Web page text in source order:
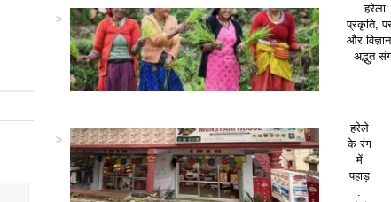
हरेला:
प्रकृति,
और
अद्भुत
हरेले
के रंग
में
पहाड़
: